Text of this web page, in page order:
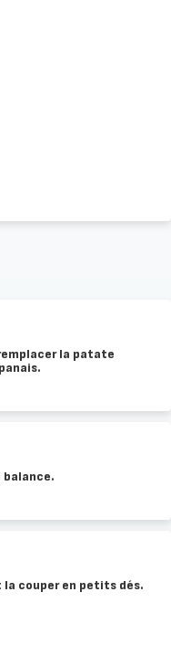
la patate
balance.
couper en petits dés.